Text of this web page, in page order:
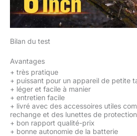
Bilan du test
Avantages
+ très pratique
+ puissant pour un appareil de petite
+ léger et facile à manier
+ entretien facile
+ livré avec des accessoires utiles
rechange et des lunettes de protection
+ bon rapport qualité-prix
+ bonne autonomie de la batterie